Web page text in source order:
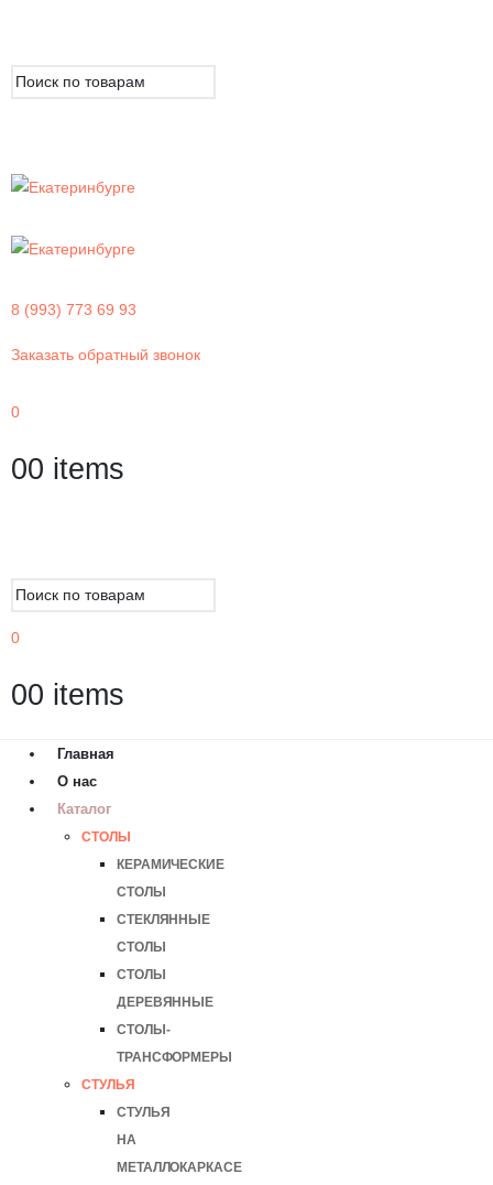
8 (993) 773 69 93
Заказать обратный звонок
0
00 items
0
00 items
Главная
О нас
Каталог
СТОЛЫ
КЕРАМИЧЕСКИЕ
СТОЛЫ
СТЕКЛЯННЫЕ
СТОЛЫ
СТОЛЫ
ДЕРЕВЯННЫЕ
СТОЛЫ-
ТРАНСФОРМЕРЫ
СТУЛЬЯ
СТУЛЬЯ
НА
МЕТАЛЛОКАРКАСЕ